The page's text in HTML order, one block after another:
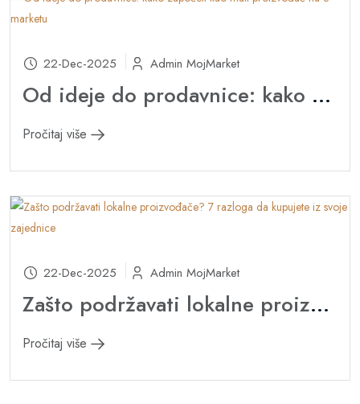
22-Dec-2025 Admin MojMarket
Od ideje do prodavnice: kako započeti kao mali proizvođač na e-marketu
Pročitaj više
22-Dec-2025 Admin MojMarket
Zašto podržavati lokalne proizvođače? 7 razloga da kupujete iz svoje zajednice
Pročitaj više